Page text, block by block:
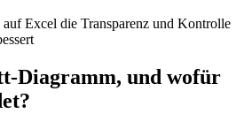
Excel die Transparenz und Kontrolle
Diagramm, und wofür